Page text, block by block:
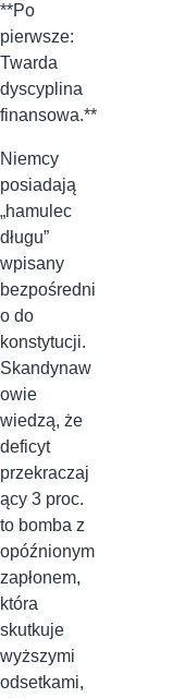
**Po
pierwsze:
Twarda
dyscyplina
finansowa.**
Niemcy
posiadają
„hamulec
długu”
wpisany
bezpośredni
o do
konstytucji.
Skandynaw
owie
wiedzą, że
deficyt
przekraczaj
ący 3 proc.
to bomba z
opóźnionym
zapłonem,
która
skutkuje
wyższymi
odsetkami,